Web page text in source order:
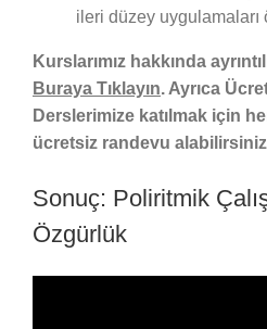
ileri düzey
Kurslarımız hakkında
Buraya Tıklayın. Ayrıca
Derslerimize katılmak için
ücretsiz randevu
Sonuç: Poliritmik
Özgürlük